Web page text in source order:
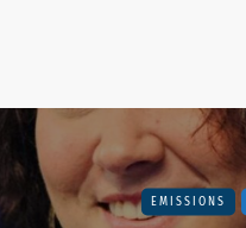
EMISSIONS